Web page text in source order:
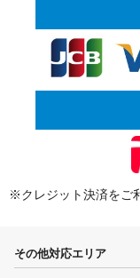
※クレジット決済をご
その他対応エリア